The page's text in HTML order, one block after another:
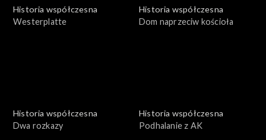
Historia współczesna
Westerplatte
Historia współczesna
Dom naprzeciw kościoła
Historia współczesna
Dwa rozkazy
Historia współczesna
Podhalanie z AK